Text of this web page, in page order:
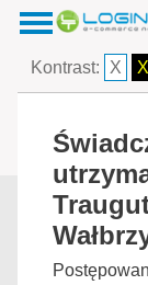
Kontrast: X X